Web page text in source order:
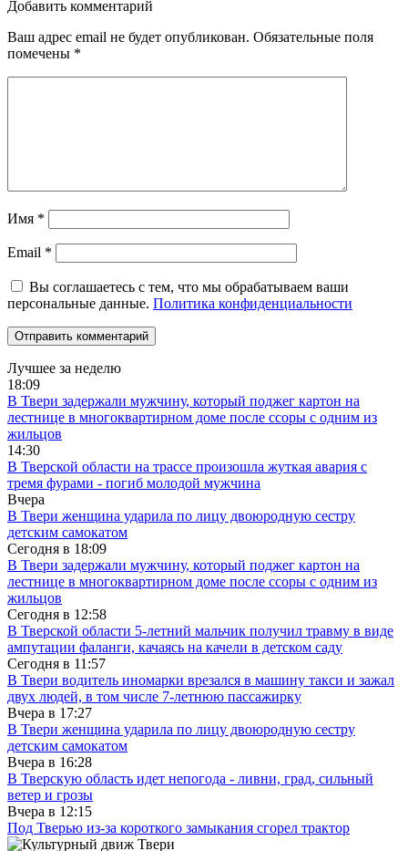
Добавить комментарий
Ваш адрес email не будет опубликован. Обязательные поля
помечены *
Имя *
Email *
Вы соглашаетесь с тем, что мы обрабатываем ваши
персональные данные. Политика конфиденциальности
Лучшее за неделю
18:09
В Твери задержали мужчину, который поджег картон на
лестнице в многоквартирном доме после ссоры с одним из
жильцов
14:30
В Тверской области на трассе произошла жуткая авария с
тремя фурами - погиб молодой мужчина
Вчера
В Твери женщина ударила по лицу двоюродную сестру
детским самокатом
Сегодня в 18:09
В Твери задержали мужчину, который поджег картон на
лестнице в многоквартирном доме после ссоры с одним из
жильцов
Сегодня в 12:58
В Тверской области 5-летний мальчик получил травму в виде
ампутации фаланги, качаясь на качели в детском саду
Сегодня в 11:57
В Твери водитель иномарки врезался в машину такси и зажал
двух людей, в том числе 7-летнюю пассажирку
Вчера в 17:27
В Твери женщина ударила по лицу двоюродную сестру
детским самокатом
Вчера в 16:28
В Тверскую область идет непогода - ливни, град, сильный
ветер и грозы
Вчера в 12:15
Под Тверью из-за короткого замыкания сгорел трактор